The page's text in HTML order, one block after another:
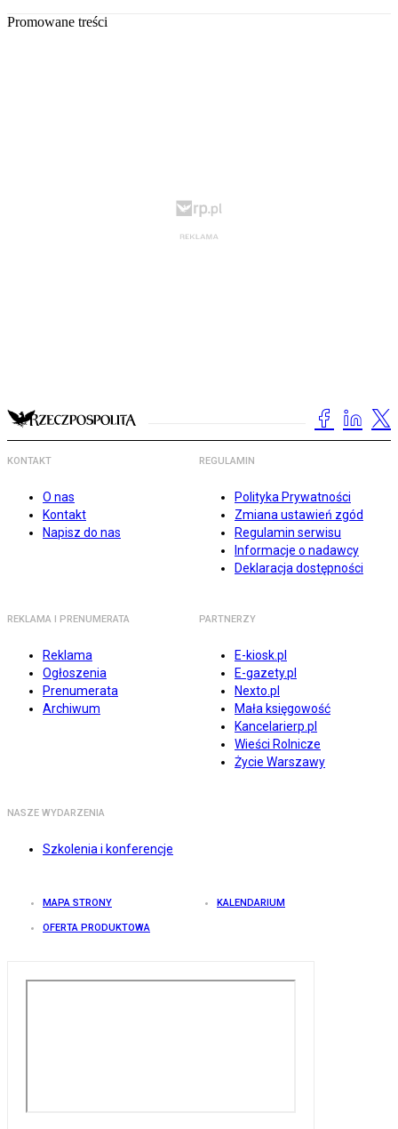
Promowane treści
KONTAKT
O nas
Kontakt
Napisz do nas
REGULAMIN
Polityka Prywatności
Zmiana ustawień zgód
Regulamin serwisu
Informacje o nadawcy
Deklaracja dostępności
REKLAMA I PRENUMERATA
Reklama
Ogłoszenia
Prenumerata
Archiwum
PARTNERZY
E-kiosk.pl
E-gazety.pl
Nexto.pl
Mała księgowość
Kancelarierp.pl
Wieści Rolnicze
Życie Warszawy
NASZE WYDARZENIA
Szkolenia i konferencje
MAPA STRONY KALENDARIUM
OFERTA PRODUKTOWA